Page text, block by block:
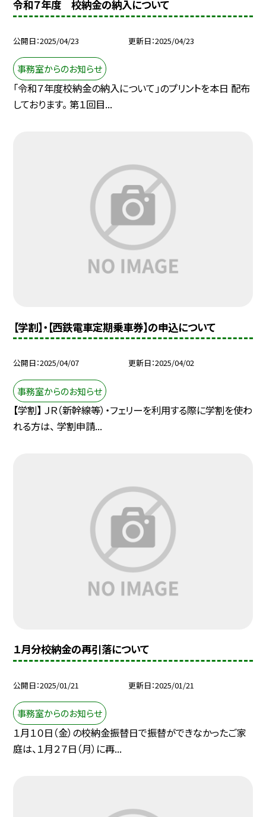
令和７年度 校納金の納入について
公開日 2025/04/23 更新日 2025/04/23
事務室からのお知らせ
「令和７年度校納金の納入について」のプリントを本日 配布
しております。 第１回目...
【学割】・【西鉄電車定期乗車券】の申込について
公開日 2025/04/07 更新日 2025/04/02
事務室からのお知らせ
【学割】 ＪＲ（新幹線等）・フェリーを利用する際に学割を使わ
れる方は、 学割申請...
１月分校納金の再引落について
公開日 2025/01/21 更新日 2025/01/21
事務室からのお知らせ
１月１０日（金）の校納金振替日で振替ができなかったご家
庭は、１月２７日（月）に再...